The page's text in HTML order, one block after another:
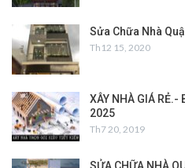
Sửa Chữa Nhà
Th12 15, 2020
XÂY NHÀ GIÁ RẺ.-
2025
Th7 20, 2019